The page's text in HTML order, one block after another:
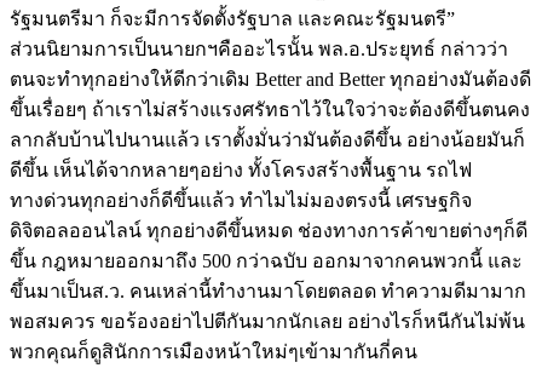
รัฐมนตรีมา ก็จะมีการจัดตั้งรัฐบาล และคณะรัฐมนตรี”
ส่วนนิยามการเป็นนายกฯคืออะไรนั้น พล.อ.ประยุทธ์ กล่าวว่า
ตนจะทำทุกอย่างให้ดีกว่าเดิม Better and Better ทุกอย่างมันต้องดี
ขึ้นเรื่อยๆ ถ้าเราไม่สร้างแรงศรัทธาไว้ในใจว่าจะต้องดีขึ้นตนคง
ลากลับบ้านไปนานแล้ว เราตั้งมั่นว่ามันต้องดีขึ้น อย่างน้อยมันก็
ดีขึ้น เห็นได้จากหลายๆอย่าง ทั้งโครงสร้างพื้นฐาน รถไฟ
ทางด่วนทุกอย่างก็ดีขึ้นแล้ว ทำไมไม่มองตรงนี้ เศรษฐกิจ
ดิจิตอลออนไลน์ ทุกอย่างดีขึ้นหมด ช่องทางการค้าขายต่างๆก็ดี
ขึ้น กฎหมายออกมาถึง 500 กว่าฉบับ ออกมาจากคนพวกนี้ และ
ขึ้นมาเป็นส.ว. คนเหล่านี้ทำงานมาโดยตลอด ทำความดีมามาก
พอสมควร ขอร้องอย่าไปตีกันมากนักเลย อย่างไรก็หนีกันไม่พ้น
พวกคุณก็ดูสินักการเมืองหน้าใหม่ๆเข้ามากันกี่คน